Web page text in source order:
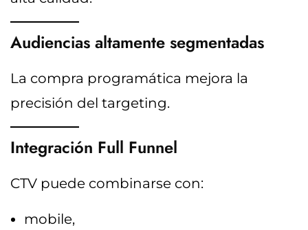
Audiencias altamente segmentadas
La compra programática mejora la
precisión del targeting.
Integración Full Funnel
CTV puede combinarse con:
mobile,